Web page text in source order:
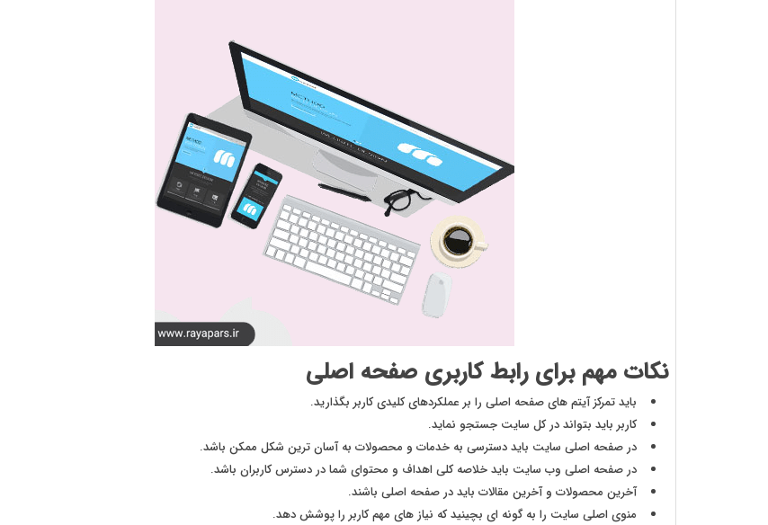
نکات مهم برای رابط کاربری صفحه اصلی
باید تمرکز آیتم های صفحه اصلی را بر عملکردهای کلیدی کاربر بگذارید.
کاربر باید بتواند در کل سایت جستجو نماید.
در صفحه اصلی سایت باید دسترسی به خدمات و محصولات به آسان ترین شکل ممکن باشد.
در صفحه اصلی وب سایت باید خلاصه کلی اهداف و محتوای شما در دسترس کاربران باشد.
آخرین محصولات و آخرین مقالات باید در صفحه اصلی باشند.
منوی اصلی سایت را به گونه ای بچینید که نیاز های مهم کاربر را پوشش دهد.